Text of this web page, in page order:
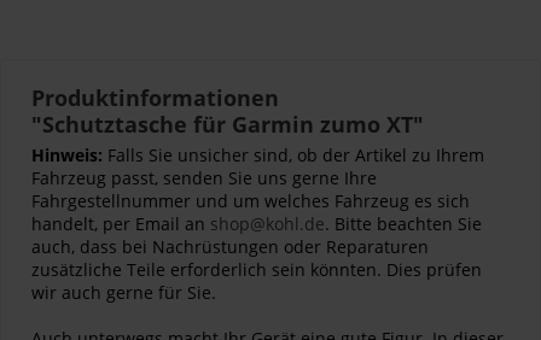
Produktinformationen
"Schutztasche für Garmin zumo XT"
Hinweis: Falls Sie unsicher sind, ob der Artikel zu Ihrem
Fahrzeug passt, senden Sie uns gerne Ihre
Fahrgestellnummer und um welches Fahrzeug es sich
handelt, per Email an shop@kohl.de. Bitte beachten Sie
auch, dass bei Nachrüstungen oder Reparaturen
zusätzliche Teile erforderlich sein könnten. Dies prüfen
wir auch gerne für Sie.